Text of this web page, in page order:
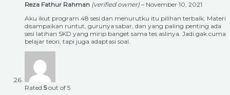
Reza Fathur Rahman (verified owner) – November 10, 2021
Aku ikut program 48 sesi dan menurutku itu pilihan terbaik. Materi
disampaikan runtut, gurunya sabar, dan yang paling penting ada
sesi latihan SKD yang mirip banget sama tes aslinya. Jadi gak cuma
belajar teori, tapi juga adaptasi soal.
Rated 5out of 5